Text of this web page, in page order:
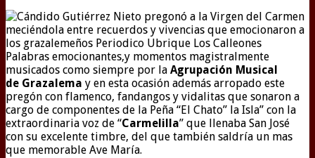
Palabras emocionantes,y momentos magistralmente
musicados como siempre por la Agrupación Musical
de Grazalema y en esta ocasión además arropado este
pregón con flamenco, fandangos y vidalitas que sonaron a
cargo de componentes de la Peña “El Chato” la Isla” con la
extraordinaria voz de “Carmelilla” que llenaba San José
con su excelente timbre, del que también saldría un mas
que memorable Ave María.